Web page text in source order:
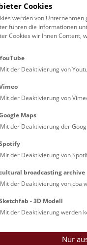
Erwachsene
Familien (0)
Dienstags ist
Cookies
werden von
führen die Informationen
Cookies wir Ihnen Content,
Mit der Deaktivierung von
Mit der Deaktivierung von
Maps
Mit der Deaktivierung der
Mit der Deaktivierung von
broadcasting archive
Mit der Deaktivierung von cba
- 3D Modell
Mit der Deaktivierung werden
Nur